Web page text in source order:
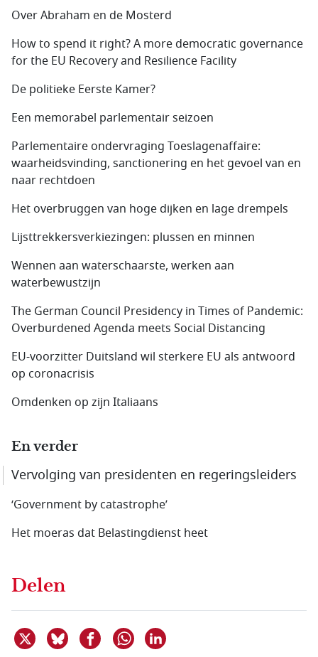
Over Abraham en de Mosterd
How to spend it right? A more democratic governance
for the EU Recovery and Resilience Facility
De politieke Eerste Kamer?
Een memorabel parlementair seizoen
Parlementaire ondervraging Toeslagenaffaire:
waarheidsvinding, sanctionering en het gevoel van en
naar rechtdoen
Het overbruggen van hoge dijken en lage drempels
Lijsttrekkersverkiezingen: plussen en minnen
Wennen aan waterschaarste, werken aan
waterbewustzijn
The German Council Presidency in Times of Pandemic:
Overburdened Agenda meets Social Distancing
EU-voorzitter Duitsland wil sterkere EU als antwoord
op coronacrisis
Omdenken op zijn Italiaans
En verder
Vervolging van presidenten en regeringsleiders
‘Government by catastrophe’
Het moeras dat Belastingdienst heet
Delen
Deel dit item op X
Deel dit item op Bluesky
Deel dit item op Facebook
Delen via WhatsApp